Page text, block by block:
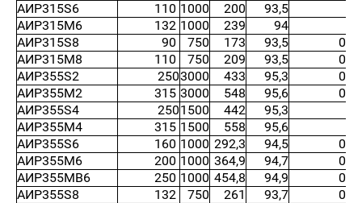
АИР315S6
110 1000 200 93,5
АИР315М6
132 1000 239 94
АИР315S8
90 750 173 93,5
0,85
АИР315М8
110 750 209 93,5
0,85
АИР355S2
2503000 433 95,3
0,92
АИР355М2
315 3000 548 95,6
0,92
АИР355S4
2501500 442 95,3
АИР355М4
315 1500 558 95,6
АИР355S6
160 1000 292,3 94,5
0,88
АИР355М6
200 1000 364,9 94,7
0,88
АИР355МВ6
250 1000 454,8 94,9
0,88
АИР355S8
132 750 261 93,7
0,82